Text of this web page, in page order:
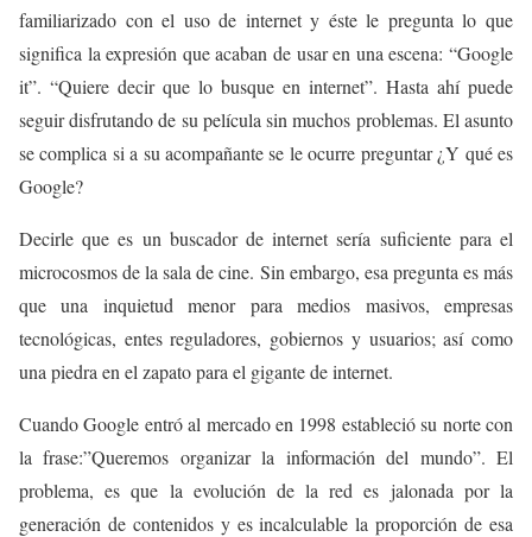
familiarizado con el uso de internet y éste le pregunta lo que
significa la expresión que acaban de usar en una escena: “Google
it”. “Quiere decir que lo busque en internet”. Hasta ahí puede
seguir disfrutando de su película sin muchos problemas. El asunto
se complica si a su acompañante se le ocurre preguntar ¿Y qué es
Google?
Decirle que es un buscador de internet sería suficiente para el
microcosmos de la sala de cine. Sin embargo, esa pregunta es más
que una inquietud menor para medios masivos, empresas
tecnológicas, entes reguladores, gobiernos y usuarios; así como
una piedra en el zapato para el gigante de internet.
Cuando Google entró al mercado en 1998 estableció su norte con
la frase:”Queremos organizar la información del mundo”. El
problema, es que la evolución de la red es jalonada por la
generación de contenidos y es incalculable la proporción de esa